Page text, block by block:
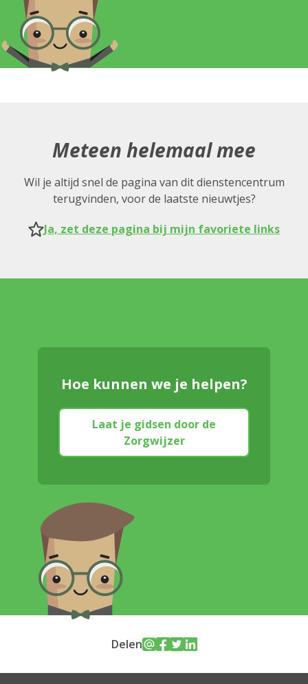
Meteen helemaal mee
Wil je altijd snel de pagina van dit dienstencentrum
terugvinden, voor de laatste nieuwtjes?
Ja, zet deze pagina bij mijn favoriete links
Hoe kunnen we je helpen?
Laat je gidsen door de
Zorgwijzer
Delen